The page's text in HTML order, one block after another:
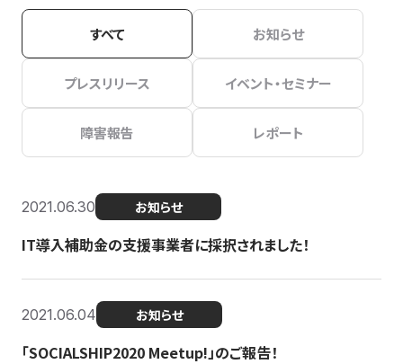
すべて お知らせ
プレスリリース イベント・セミナー
障害報告 レポート
2021.06.30 お知らせ
IT導入補助金の支援事業者に採択されました！
2021.06.04 お知らせ
「SOCIALSHIP2020 Meetup!」のご報告！